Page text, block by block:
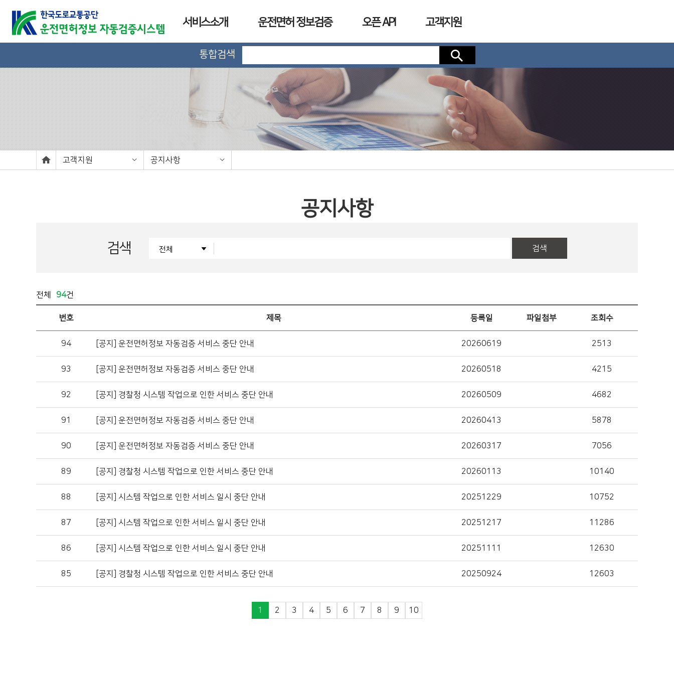
서비스소개 운전면허 정보검증 오픈 API 고객지원
통합검색 검색
고객지원 공지사항
공지사항
검색 검색
전체 94건
번호 제목 등록일 파일첨부 조회수
94 [공지] 운전면허정보 자동검증 서비스 중단 안내 20260619 2513
93 [공지] 운전면허정보 자동검증 서비스 중단 안내 20260518 4215
92 [공지] 경찰청 시스템 작업으로 인한 서비스 중단 안내 20260509 4682
91 [공지] 운전면허정보 자동검증 서비스 중단 안내 20260413 5878
90 [공지] 운전면허정보 자동검증 서비스 중단 안내 20260317 7056
89 [공지] 경찰청 시스템 작업으로 인한 서비스 중단 안내 20260113 10140
88 [공지] 시스템 작업으로 인한 서비스 일시 중단 안내 20251229 10752
87 [공지] 시스템 작업으로 인한 서비스 일시 중단 안내 20251217 11286
86 [공지] 시스템 작업으로 인한 서비스 일시 중단 안내 20251111 12630
85 [공지] 경찰청 시스템 작업으로 인한 서비스 중단 안내 20250924 12603
1 2 3 4 5 6 7 8 9 10